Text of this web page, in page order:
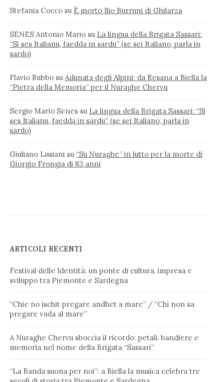
Stefania Cocco su È morto Ilio Burruni di Ghilarza
SENES Antonio Mario su La lingua della Brigata Sassari:
“Si ses Italianu, faedda in sardu” (se sei Italiano, parla in
sardo)
Flavio Rubbo su Adunata degli Alpini: da Resana a Biella la
“Pietra della Memoria” per il Nuraghe Chervu
Sergio Mario Senes su La lingua della Brigata Sassari: “Si
ses Italianu, faedda in sardu” (se sei Italiano, parla in
sardo)
Giuliano Lusiani su “Su Nuraghe” in lutto per la morte di
Giorgio Frongia di 83 anni
ARTICOLI RECENTI
Festival delle Identità: un ponte di cultura, impresa e
sviluppo tra Piemonte e Sardegna
“Chie no ischit pregare andhet a mare” / “Chi non sa
pregare vada al mare”
A Nuraghe Chervu sboccia il ricordo: petali, bandiere e
memoria nel nome della Brigata “Sassari”
“La Banda suona per noi”: a Biella la musica celebra tre